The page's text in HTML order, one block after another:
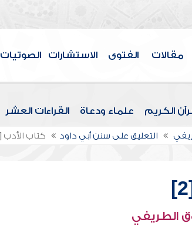
مقالات الفتوى الاستشارات الصوتيات
الكريم علماء ودعاة القراءات العشر
التعليق على سنن أبي داود كتاب الأدب
الطريفي